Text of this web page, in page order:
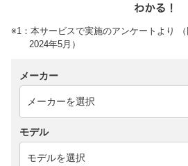
※1：本サービスで実施のアンケートより
2024年5月）
メーカー
モデル